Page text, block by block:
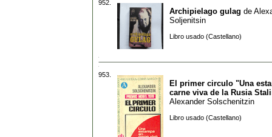
952.
Archipielago gulag de
Soljenitsin
Libro usado (Castellano)
953.
El primer circulo "Una
carne viva de la Rusia
Alexander Solschenitzin
Libro usado (Castellano)